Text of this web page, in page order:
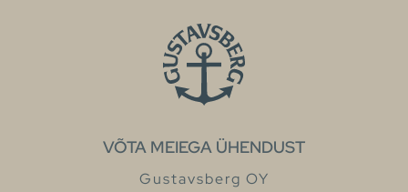
VÕTA MEIEGA ÜHENDUST
Gustavsberg OY